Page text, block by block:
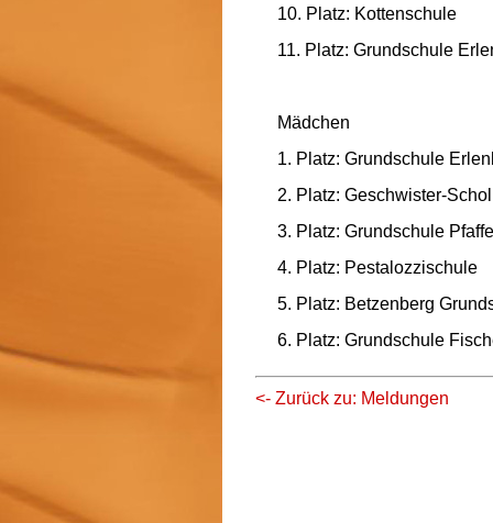
10. Platz: Kottenschule
11. Platz: Grundschule
Mädchen
1. Platz: Grundschule
2. Platz: Geschwister-
3. Platz: Grundschule
4. Platz: Pestalozzischule
5. Platz: Betzenberg
6. Platz: Grundschule
<- Zurück zu: Meldungen